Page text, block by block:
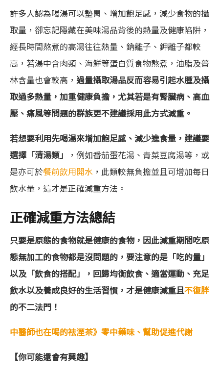
許多人認為喝湯可以墊胃、增加飽足感，減少食物的攝
取量，卻忘記隱藏在美味湯品背後的熱量及健康陷阱，
經長時間熬煮的高湯往往熱量、鈉離子、鉀離子都較
高，若湯中含肉類、海鮮等蛋白質食物熬煮，油脂及普
林含量也會較高， 過量攝取湯品反而容易引起水腫及攝
取過多熱量，加重健康負擔，尤其若是有腎臟病、高血
壓、痛風等問題的群族更不建議採用此方式減重。
若想要利用先喝湯來增加飽足感、減少進食量，建議要
選擇「清湯類」
，例如番茄蛋花湯、青菜豆腐湯等，或
是亦可於餐前飲用開水 ，此類較無負擔並且可增加每日
飲水量，這才是正確減重方法。
正確減重方法總結
只要是原態的食物就是健康的食物，因此減重期間吃原
態無加工的食物都是沒問題的，要注意的是「吃的量」
以及「飲食的搭配」，回歸均衡飲食、適當運動、充足
飲水以及養成良好的生活習慣，才是健康減重且不復胖
的不二法門！
中醫師也在喝的祛溼茶》零中藥味、幫助促進代謝
【你可能還會有興趣】